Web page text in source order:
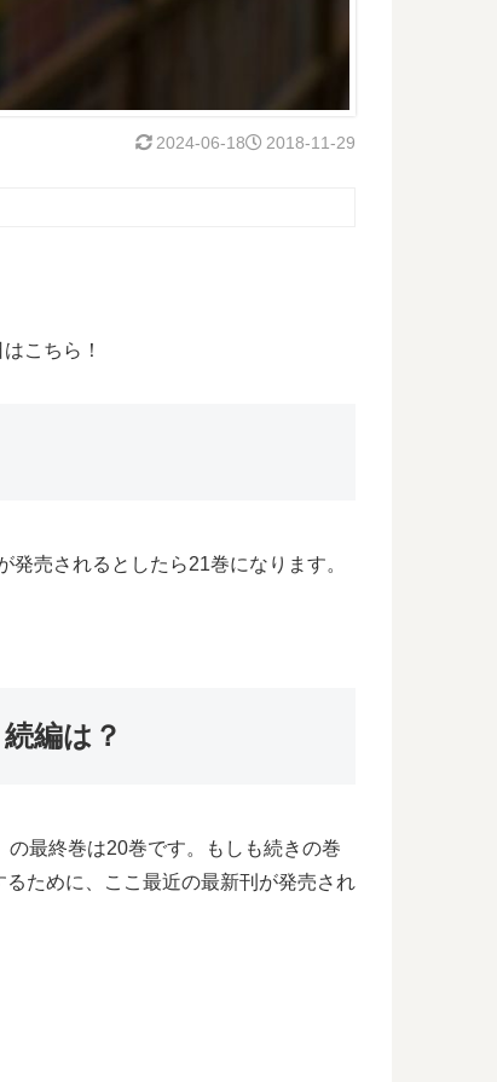
2018-11-29
2024-06-18
こちら！
売されるとしたら21巻になります。
編は？
最終巻は20巻です。もしも続きの巻
ために、ここ最近の最新刊が発売され